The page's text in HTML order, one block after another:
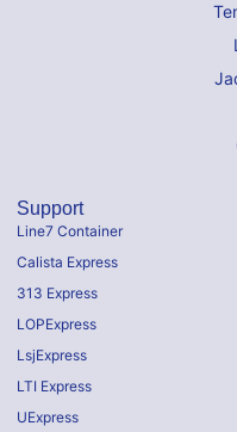
Support
Line7 Container
Calista Express
313 Express
LOPExpress
LsjExpress
LTI Express
UExpress